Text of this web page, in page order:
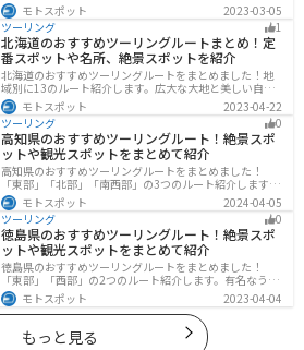
蘇の雄大な自然を満喫できるスポットや温泉を満喫する
ツーリングができます。バイクで大分県にツーリングに
行く際は参考にしてください。
モトスポット
2023-03-05
ツーリング
1
北海道のおすすめツーリングルートまとめ！定
番スポットや名所、絶景スポットを紹介
北海道のおすすめツーリングルートをまとめました！地
域別に13のルート紹介します。広大な大地と美しい自然
が広がり、四季折々の魅力を楽しめる観光スポットが数
多くあります。バイクで北海道にツーリングに行く際は
参考にしてください。
モトスポット
2023-04-22
ツーリング
0
高知県のおすすめツーリングルート！絶景スポ
ットや観光スポットをまとめて紹介
高知県のおすすめツーリングルートをまとめました！
「東部」「北部」「南西部」の3つのルート紹介します。
山と海どちらも楽しめるスポットが多数あり、様々な楽
しみ方ができます。バイクで高知県にツーリングに行く
際は参考にしてください。
モトスポット
2024-04-05
ツーリング
0
徳島県のおすすめツーリングルート！絶景スポ
ットや観光スポットをまとめて紹介
徳島県のおすすめツーリングルートをまとめました！
「東部」「西部」の2つのルート紹介します。有名なうず
しおや山を中心とした自然豊かなスポットが多数ありま
す。バイクで徳島県にツーリングに行く際は参考にして
ください。
モトスポット 2023-04-04
もっと見る